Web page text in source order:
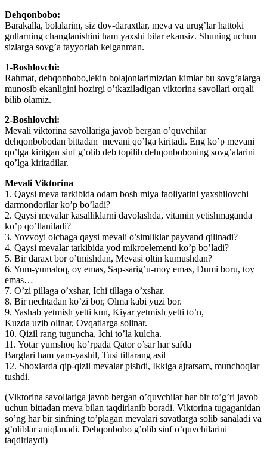
Dehqonbobo:
Barakalla, bolalarim, siz dov-daraxtlar, meva va urug’lar hattoki
gullarning changlanishini ham yaxshi bilar ekansiz. Shuning uchun
sizlarga sovg’a tayyorlab kelganman.
1-Boshlovchi:
Rahmat, dehqonbobo,lekin bolajonlarimizdan kimlar bu sovg’alarga
munosib ekanligini hozirgi o’tkaziladigan viktorina savollari orqali
bilib olamiz.
2-Boshlovchi:
Mevali viktorina savollariga javob bergan o’quvchilar
dehqonbobodan bittadan mevani qo’lga kiritadi. Eng ko’p mevani
qo’lga kiritgan sinf g’olib deb topilib dehqonboboning sovg’alarini
qo’lga kiritadilar.
Mevali Viktorina
1. Qaysi meva tarkibida odam bosh miya faoliyatini yaxshilovchi
darmondorilar ko’p bo’ladi?
2. Qaysi mevalar kasalliklarni davolashda, vitamin yetishmaganda
ko’p qo’llaniladi?
3. Yovvoyi olchaga qaysi mevali o’simliklar payvand qilinadi?
4. Qaysi mevalar tarkibida yod mikroelementi ko’p bo’ladi?
5. Bir daraxt bor o’tmishdan, Mevasi oltin kumushdan?
6. Yum-yumaloq, oy emas, Sap-sarig’u-moy emas, Dumi boru, toy
emas…
7. O’zi pillaga o’xshar, Ichi tillaga o’xshar.
8. Bir nechtadan ko’zi bor, Olma kabi yuzi bor.
9. Yashab yetmish yetti kun, Kiyar yetmish yetti to’n,
Kuzda uzib olinar, Ovqatlarga solinar.
10. Qizil rang tuguncha, Ichi to’la kulcha.
11. Yotar yumshoq ko’rpada Qator o’sar har safda
Barglari ham yam-yashil, Tusi tillarang asil
12. Shoxlarda qip-qizil mevalar pishdi, Ikkiga ajratsam, munchoqlar
tushdi.
(Viktorina savollariga javob bergan o’quvchilar har bir to’g’ri javob
uchun bittadan meva bilan taqdirlanib boradi. Viktorina tugaganidan
so’ng har bir sinfning to’plagan mevalari savatlarga solib sanaladi va
g’oliblar aniqlanadi. Dehqonbobo g’olib sinf o’quvchilarini
taqdirlaydi)